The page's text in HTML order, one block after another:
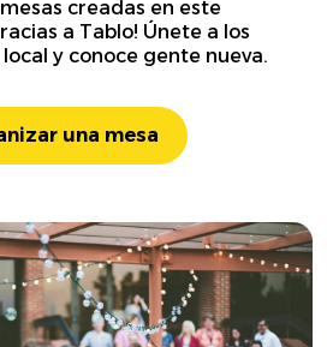
mesas creadas en este
a Tablo! Únete a los
y conoce gente nueva.
una mesa